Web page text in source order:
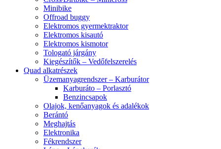
Minibike
Offroad buggy
Elektromos gyermektraktor
Elektromos kisautó
Elektromos kismotor
Tologató járgány
Kiegészítők – Vedőfelszerelés
Quad alkatrészek
Üzemanyagrendszer – Karburátor
Karburáto – Porlasztó
Benzincsapok
Olajok, kenőanyagok és adalékok
Berántó
Meghajtás
Elektronika
Fékrendszer